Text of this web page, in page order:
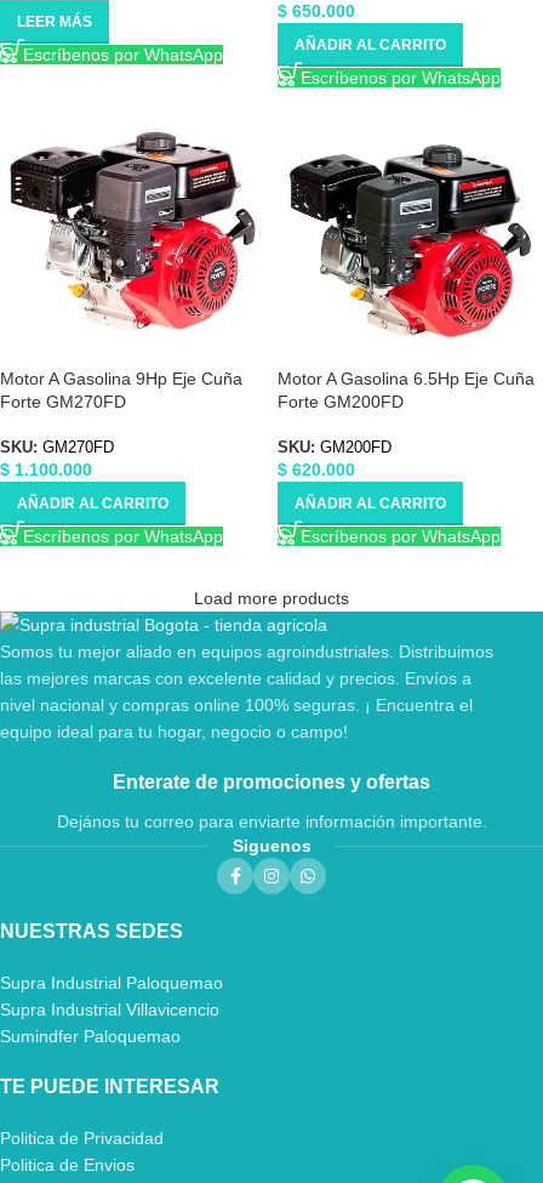
LEER MÁS
Escríbenos por WhatsApp
$ 650.000
AÑADIR AL CARRITO
Escríbenos por WhatsApp
Motor A Gasolina 9Hp Eje Cuña
Forte GM270FD
SKU: GM270FD
$ 1.100.000
AÑADIR AL CARRITO
Escríbenos por WhatsApp
Motor A Gasolina 6.5Hp Eje Cuña
Forte GM200FD
SKU: GM200FD
$ 620.000
AÑADIR AL CARRITO
Escríbenos por WhatsApp
Load more products
Somos tu mejor aliado en equipos agroindustriales. Distribuimos
las mejores marcas con excelente calidad y precios. Envíos a
nivel nacional y compras online 100% seguras. ¡ Encuentra el
equipo ideal para tu hogar, negocio o campo!
Enterate de promociones y ofertas
Dejános tu correo para enviarte información importante.
Siguenos
NUESTRAS SEDES
Supra Industrial Paloquemao
Supra Industrial Villavicencio
Sumindfer Paloquemao
TE PUEDE INTERESAR
Politica de Privacidad
Politica de Envios